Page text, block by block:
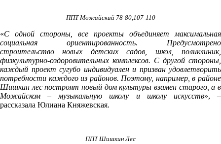
ППТ Можайский 78-80,107-110
«С одной стороны, все проекты объединяет максимальная
социальная ориентированность. Предусмотрено
строительство новых детских садов, школ, поликлиник,
физкультурно-оздоровительных комплексов. С другой стороны,
каждый проект сугубо индивидуален и призван удовлетворить
потребности каждого из районов. Поэтому, например, в районе
Шишкин лес построят новый дом культуры взамен старого, а в
Можайском – музыкальную школу и школу искусств», –
рассказала Юлиана Княжевская.
ППТ Шишкин Лес